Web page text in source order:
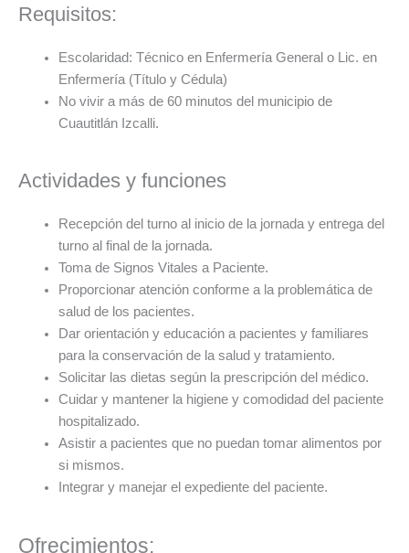
Requisitos:
Escolaridad: Técnico en Enfermería General o Lic. en
Enfermería (Título y Cédula)
No vivir a más de 60 minutos del municipio de
Cuautitlán Izcalli.
Actividades y funciones
Recepción del turno al inicio de la jornada y entrega del
turno al final de la jornada.
Toma de Signos Vitales a Paciente.
Proporcionar atención conforme a la problemática de
salud de los pacientes.
Dar orientación y educación a pacientes y familiares
para la conservación de la salud y tratamiento.
Solicitar las dietas según la prescripción del médico.
Cuidar y mantener la higiene y comodidad del paciente
hospitalizado.
Asistir a pacientes que no puedan tomar alimentos por
si mismos.
Integrar y manejar el expediente del paciente.
Ofrecimientos: